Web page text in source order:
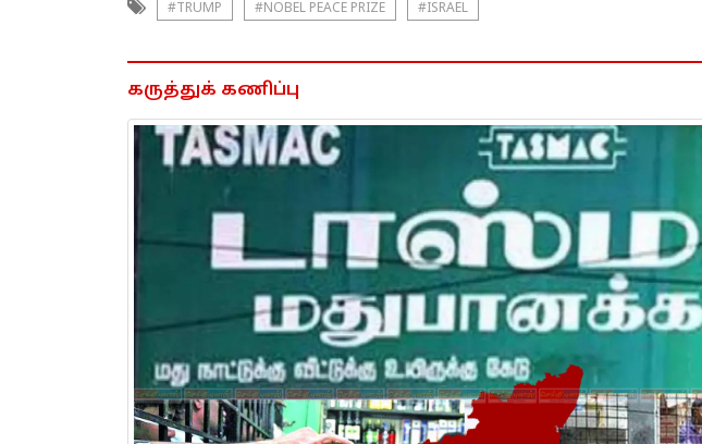
#TRUMP #NOBEL PEACE PRIZE #ISRAEL
கருத்துக் கணிப்பு